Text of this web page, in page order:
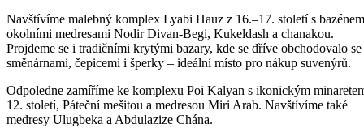
Navštívíme malebný komplex Lyabi Hauz z 16.–17. století s
okolními medresami Nodir Divan-Begi, Kukeldash a chanakou.
Projdeme se i tradičními krytými bazary, kde se dříve obchodovalo se
směnárnami, čepicemi i šperky – ideální místo pro nákup suvenýrů.
Odpoledne zamíříme ke komplexu Poi Kalyan s ikonickým
12. století, Páteční mešitou a medresou Miri Arab. Navštívíme také
medresy Ulugbeka a Abdulazize Chána.